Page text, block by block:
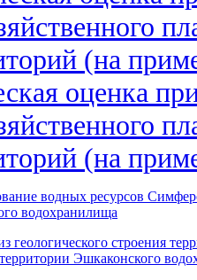
оценка
(на
водохранилища
территории Эшкаконского